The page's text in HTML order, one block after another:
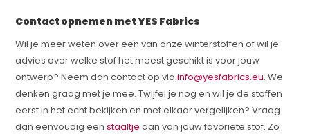
Contact opnemen met YES Fabrics
Wil je meer weten over een van onze winterstoffen of wil je
advies over welke stof het meest geschikt is voor jouw
ontwerp? Neem dan contact op viainfo@yesfabrics.eu. We
denken graag met je mee. Twijfel je nog en wil je de stoffen
eerst in het echt bekijken en met elkaar vergelijken? Vraag
dan eenvoudig eenstaaltje aan van jouw favoriete stof. Zo